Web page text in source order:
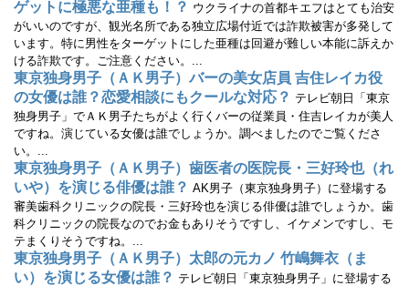
ド
ウ
で
開
き
ま
す
)
ゲットに極悪な亜種も！？ ウクライナの首都キエフはとても治安
がいいのですが、観光名所である独立広場付近では詐欺被害が多発して
います。特に男性をターゲットにした亜種は回避が難しい本能に訴えか
ける詐欺です。ご注意ください。...
東京独身男子（ＡＫ男子）バーの美女店員 吉住レイカ役
の女優は誰？恋愛相談にもクールな対応？ テレビ朝日「東京
独身男子」でＡＫ男子たちがよく行くバーの従業員・住吉レイカが美人
ですね。演じている女優は誰でしょうか。調べましたのでご覧くださ
い。...
東京独身男子（ＡＫ男子）歯医者の医院長・三好玲也（れ
いや）を演じる俳優は誰？ AK男子（東京独身男子）に登場する
審美歯科クリニックの院長・三好玲也を演じる俳優は誰でしょうか。歯
科クリニックの院長なのでお金もありそうですし、イケメンですし、モ
テまくりそうですね。...
東京独身男子（ＡＫ男子）太郎の元カノ 竹嶋舞衣（ま
い）を演じる女優は誰？ テレビ朝日「東京独身男子」に登場する